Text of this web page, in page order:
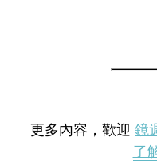
更多內容，歡迎 鏡
了